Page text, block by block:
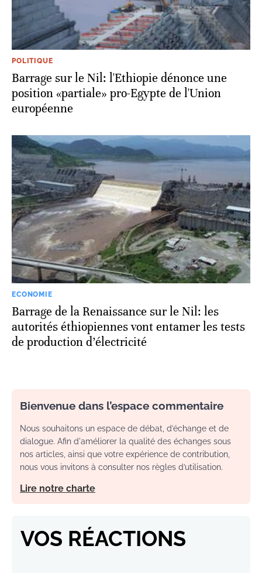
POLITIQUE
Barrage sur le Nil: l'Ethiopie dénonce une
position «partiale» pro-Egypte de l'Union
européenne
ECONOMIE
Barrage de la Renaissance sur le Nil: les
autorités éthiopiennes vont entamer les tests
de production d’électricité
Bienvenue dans l’espace commentaire
Nous souhaitons un espace de débat, d’échange et de
dialogue. Afin d'améliorer la qualité des échanges sous
nos articles, ainsi que votre expérience de contribution,
nous vous invitons à consulter nos règles d’utilisation.
Lire notre charte
VOS RÉACTIONS